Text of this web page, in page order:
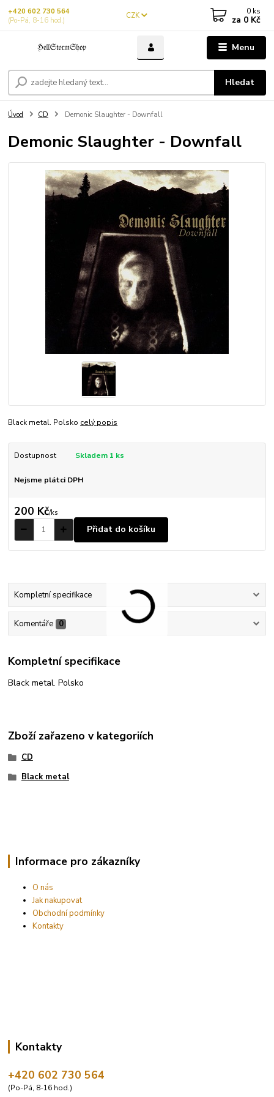
Menu
CZK
Hledat
+420 602 730 564
(Po-Pá, 8-16 hod.)
0 ks
za 0 Kč
Úvod CD Demonic Slaughter - Downfall
Demonic Slaughter - Downfall
Black metal. Polsko celý popis
Dostupnost Skladem 1 ks
Nejsme plátci DPH
200 Kč/ks
Přidat do košíku
Kompletní specifikace
Komentáře 0
Kompletní specifikace
Black metal. Polsko
Zboží zařazeno v kategoriích
CD
Black metal
Informace pro zákazníky
O nás
Jak nakupovat
Obchodní podmínky
Kontakty
Kontakty
+420 602 730 564
(Po-Pá, 8-16 hod.)